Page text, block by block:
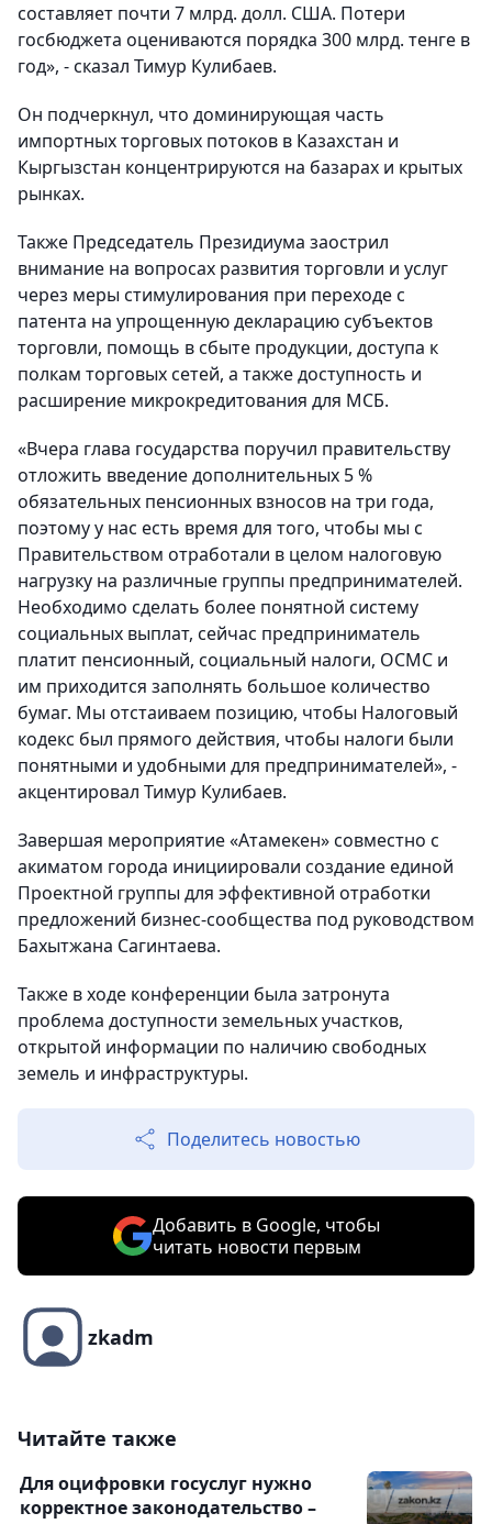
составляет почти 7 млрд. долл. США. Потери
госбюджета оцениваются порядка 300 млрд. тенге в
год», - сказал Тимур Кулибаев.
Он подчеркнул, что доминирующая часть
импортных торговых потоков в Казахстан и
Кыргызстан концентрируются на базарах и крытых
рынках.
Также Председатель Президиума заострил
внимание на вопросах развития торговли и услуг
через меры стимулирования при переходе с
патента на упрощенную декларацию субъектов
торговли, помощь в сбыте продукции, доступа к
полкам торговых сетей, а также доступность и
расширение микрокредитования для МСБ.
«Вчера глава государства поручил правительству
отложить введение дополнительных 5 %
обязательных пенсионных взносов на три года,
поэтому у нас есть время для того, чтобы мы с
Правительством отработали в целом налоговую
нагрузку на различные группы предпринимателей.
Необходимо сделать более понятной систему
социальных выплат, сейчас предприниматель
платит пенсионный, социальный налоги, ОСМС и
им приходится заполнять большое количество
бумаг. Мы отстаиваем позицию, чтобы Налоговый
кодекс был прямого действия, чтобы налоги были
понятными и удобными для предпринимателей», -
акцентировал Тимур Кулибаев.
Завершая мероприятие «Атамекен» совместно с
акиматом города инициировали создание единой
Проектной группы для эффективной отработки
предложений бизнес-сообщества под руководством
Бахытжана Сагинтаева.
Также в ходе конференции была затронута
проблема доступности земельных участков,
открытой информации по наличию свободных
земель и инфраструктуры.
Поделитесь новостью
Добавить в Google, чтобы
читать новости первым
zkadm
Читайте также
Для оцифровки госуслуг нужно
корректное законодательство –